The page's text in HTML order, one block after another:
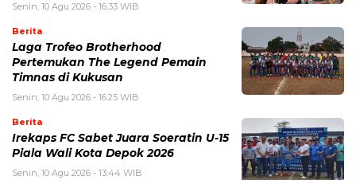
Senin, 10 Agu 2026 - 16:33 WIB
Berita
Laga Trofeo Brotherhood
Pertemukan The Legend Pemain
Timnas di Kukusan
Senin, 10 Agu 2026 - 16:25 WIB
Berita
Irekaps FC Sabet Juara Soeratin U-15
Piala Wali Kota Depok 2026
Senin, 10 Agu 2026 - 13:44 WIB